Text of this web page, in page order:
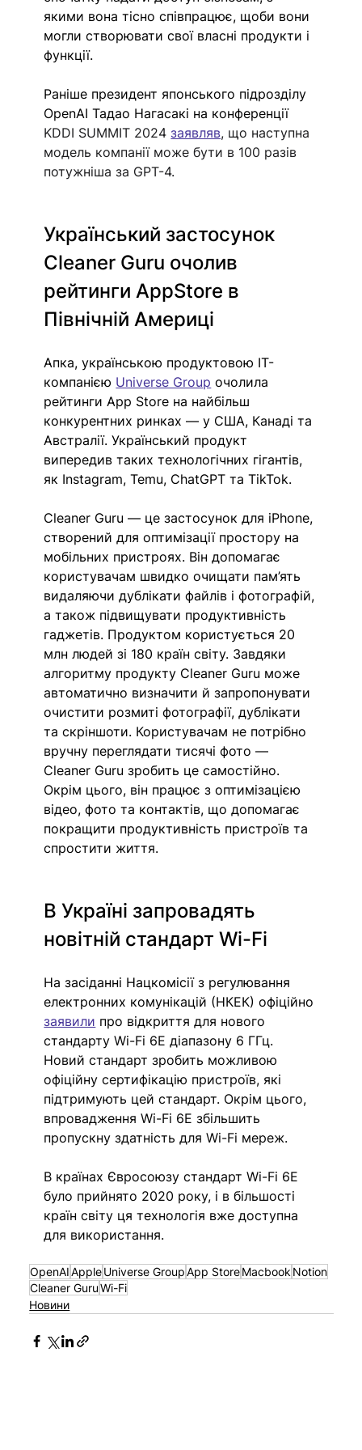
якими вона тісно співпрацює, щоби вони
могли створювати свої власні продукти і
функції.
Раніше президент японського підрозділу
OpenAI Тадао Нагасакі на конференції
KDDI SUMMIT 2024 заявляв, що наступна
модель компанії може бути в 100 разів
потужніша за GPT-4.
Український застосунок
Cleaner Guru очолив
рейтинги AppStore в
Північній Америці
Апка, українською продуктовою IT-
компанією Universe Group очолила
рейтинги App Store на найбільш
конкурентних ринках — у США, Канаді та
Австралії. Український продукт
випередив таких технологічних гігантів,
як Instagram, Temu, ChatGPT та TikTok.
Cleaner Guru — це застосунок для iPhone,
створений для оптимізації простору на
мобільних пристроях. Він допомагає
користувачам швидко очищати пам’ять
видаляючи дублікати файлів і фотографій,
а також підвищувати продуктивність
гаджетів. Продуктом користується 20
млн людей зі 180 країн світу. Завдяки
алгоритму продукту Cleaner Guru може
автоматично визначити й запропонувати
очистити розмиті фотографії, дублікати
та скріншоти. Користувачам не потрібно
вручну переглядати тисячі фото —
Cleaner Guru зробить це самостійно.
Окрім цього, він працює з оптимізацією
відео, фото та контактів, що допомагає
покращити продуктивність пристроїв та
спростити життя.
В Україні запровадять
новітній стандарт Wi-Fi
На засіданні Нацкомісії з регулювання
електронних комунікацій (НКЕК) офіційно
заявили про відкриття для нового
стандарту Wi-Fi 6E діапазону 6 ГГц.
Новий стандарт зробить можливою
офіційну сертифікацію пристроїв, які
підтримують цей стандарт. Окрім цього,
впровадження Wi-Fi 6E збільшить
пропускну здатність для Wi-Fi мереж.
В країнах Євросоюзу стандарт Wi-Fi 6E
було прийнято 2020 року, і в більшості
країн світу ця технологія вже доступна
для використання.
OpenAIAppleUniverse GroupApp StoreMacbook Notion
Cleaner GuruWi-Fi
Новини